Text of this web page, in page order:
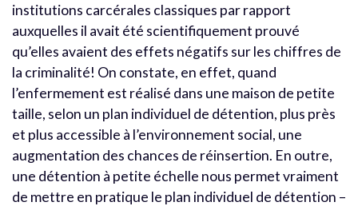
institutions carcérales classiques par rapport
auxquelles il avait été scientifiquement prouvé
qu’elles avaient des effets négatifs sur les chiffres de
la criminalité! On constate, en effet, quand
l’enfermement est réalisé dans une maison de petite
taille, selon un plan individuel de détention, plus près
et plus accessible à l’environnement social, une
augmentation des chances de réinsertion. En outre,
une détention à petite échelle nous permet vraiment
de mettre en pratique le plan individuel de détention –